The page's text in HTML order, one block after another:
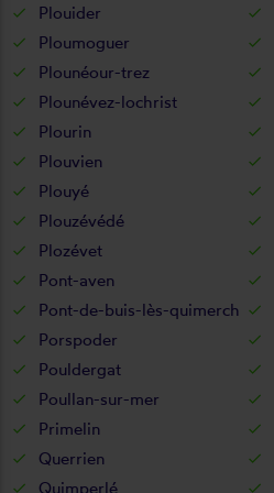
Plouider
Ploumoguer
Plounéour-trez
Plounévez-lochrist
Plourin
Plouvien
Plouyé
Plouzévédé
Plozévet
Pont-aven
Pont-de-buis-lès-quimerch
Porspoder
Pouldergat
Poullan-sur-mer
Primelin
Querrien
Quimperlé